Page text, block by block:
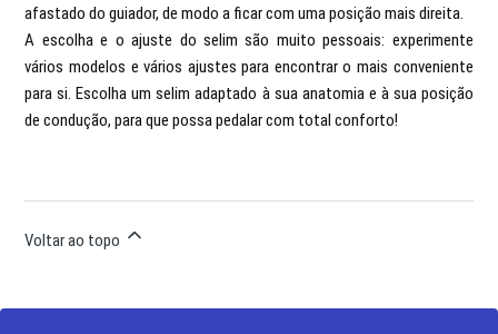
afastado do guiador, de modo a ficar com uma posição mais direita.
A escolha e o ajuste do selim são muito pessoais: experimente
vários modelos e vários ajustes para encontrar o mais conveniente
para si. Escolha um selim adaptado à sua anatomia e à sua posição
de condução, para que possa pedalar com total conforto!
Voltar ao topo